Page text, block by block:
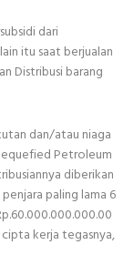
dari
itu saat berjualan
Distribusi barang
dan/atau niaga
Petroleum
diberikan
paling lama 6
cipta kerja tegasnya,